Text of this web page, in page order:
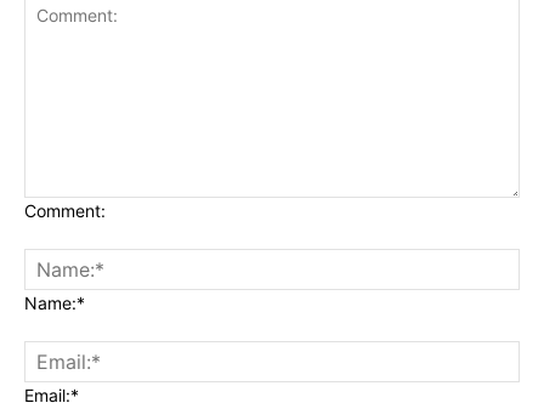
Comment:
Name:*
Email:*